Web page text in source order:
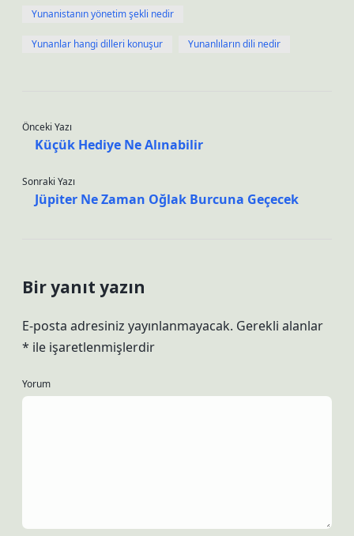
Yunanistanın yönetim şekli nedir
Yunanlar hangi dilleri konuşur Yunanlıların dili nedir
Önceki Yazı
Küçük Hediye Ne Alınabilir
Sonraki Yazı
Jüpiter Ne Zaman Oğlak Burcuna Geçecek
Bir yanıt yazın
E-posta adresiniz yayınlanmayacak. Gerekli alanlar
* ile işaretlenmişlerdir
Yorum